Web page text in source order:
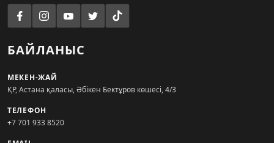
БАЙЛАНЫС
МЕКЕН-ЖАЙ
ҚР, Астана қаласы, Әбікен Бектұров көшесі, 4/3
ТЕЛЕФОН
+7 701 933 8520